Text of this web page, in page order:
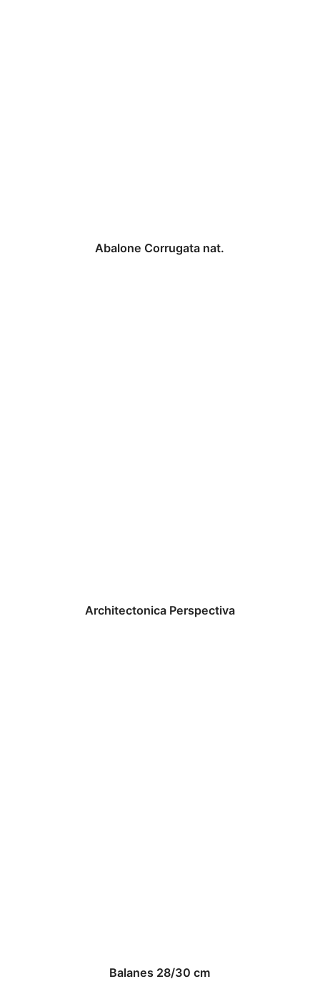
Abalone Corrugata nat.
Architectonica Perspectiva
Balanes 28/30 cm